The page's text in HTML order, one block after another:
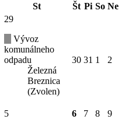
St Št Pi So Ne
29
Vývoz
komunálneho
odpadu
Železná
Breznica
(Zvolen)
30 31 1 2
5 6 7 8 9